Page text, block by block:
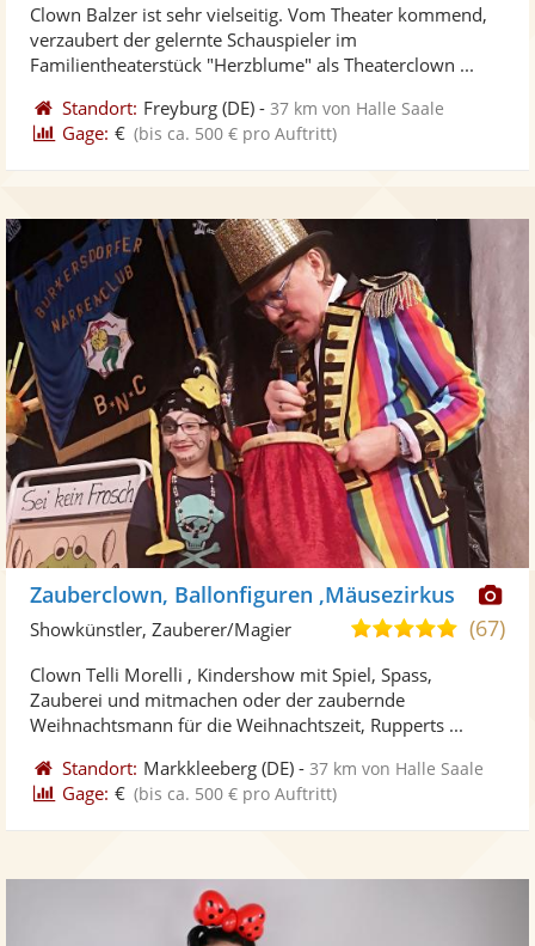
Fotos
5
Clown Balzer ist sehr vielseitig. Vom Theater kommend,
verzaubert der gelernte Schauspieler im
Familientheaterstück "Herzblume" als Theaterclown ...
Standort: Freyburg (DE) -37 km von Halle Saale
Gage: € (bis ca. 500 € pro Auftritt)
Zauberclown, Ballonfiguren ,Mäusezirkus
4,8(67)
Showkünstler, Zauberer/Magier
Clown Telli Morelli , Kindershow mit Spiel, Spass,
Zauberei und mitmachen oder der zaubernde
Weihnachtsmann für die Weihnachtszeit, Rupperts ...
Standort: Markkleeberg (DE) -37 km von Halle Saale
Gage: € (bis ca. 500 € pro Auftritt)